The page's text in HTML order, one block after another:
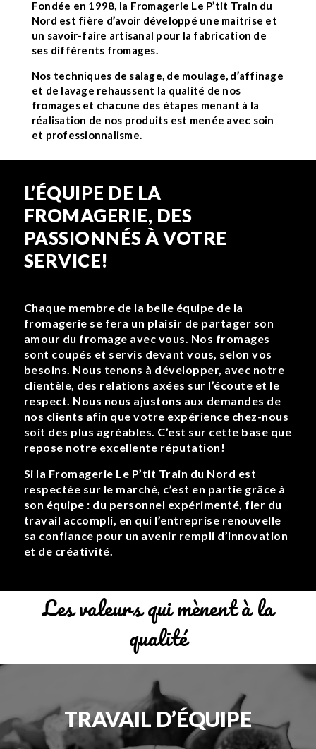
Fondée en 1998, la Fromagerie Le P’tit Train du
Nord est fière d’avoir développé une maitrise et
un savoir-faire artisanal pour la fabrication de
ses différents fromages.
Nos techniques de salage, de moulage, d’affinage
et de lavage rehaussent la qualité de nos
fromages et chacune des étapes menant à la
réalisation de nos produits est menée avec soin
et professionnalisme.
L’ÉQUIPE DE LA
FROMAGERIE, DES
PASSIONNÉS À VOTRE
SERVICE!
Chaque membre de la belle équipe de la
fromagerie se fera un plaisir de partager son
amour du fromage avec vous. Nos fromages
sont coupés et servis devant vous, selon vos
besoins. Nous tenons à développer, avec notre
clientèle, des relations axées sur l’écoute et le
respect. Nous nous ajustons aux demandes de
nos clients afin que votre expérience chez-nous
soit des plus agréables. C’est sur cette base que
repose notre excellente réputation!
Si la Fromagerie Le P’tit Train du Nord est
respectée sur le marché, c’est en partie grâce à
son équipe : du personnel expérimenté, fier du
travail accompli, en qui l’entreprise renouvelle
sa confiance pour un avenir rempli d’innovation
et de créativité.
Les valeurs qui mènent à la
qualité
TRAVAIL D’ÉQUIPE